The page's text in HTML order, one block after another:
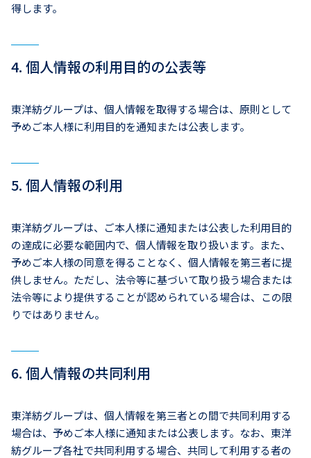
得します。
4. 個人情報の利用目的の公表等
東洋紡グループは、個人情報を取得する場合は、原則として
予めご本人様に利用目的を通知または公表します。
5. 個人情報の利用
東洋紡グループは、ご本人様に通知または公表した利用目的
の達成に必要な範囲内で、個人情報を取り扱います。また、
予めご本人様の同意を得ることなく、個人情報を第三者に提
供しません。ただし、法令等に基づいて取り扱う場合または
法令等により提供することが認められている場合は、この限
りではありません。
6. 個人情報の共同利用
東洋紡グループは、個人情報を第三者との間で共同利用する
場合は、予めご本人様に通知または公表します。なお、東洋
紡グループ各社で共同利用する場合、共同して利用する者の